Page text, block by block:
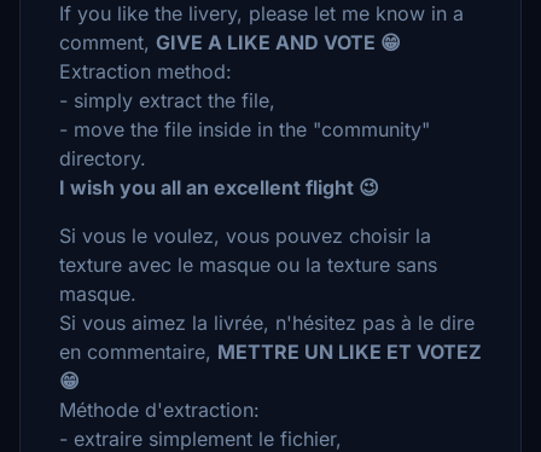
If you like the livery, please let me know in a
comment, GIVE A LIKE AND VOTE 😁
Extraction method:
- simply extract the file,
- move the file inside in the "community"
directory.
I wish you all an excellent flight 😉
Si vous le voulez, vous pouvez choisir la
texture avec le masque ou la texture sans
masque.
Si vous aimez la livrée, n'hésitez pas à le dire
en commentaire, METTRE UN LIKE ET VOTEZ
😁
Méthode d'extraction:
- extraire simplement le fichier,